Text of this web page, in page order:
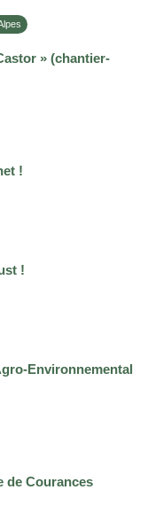
» (chantier-
!
!
Environnemental
de Courances